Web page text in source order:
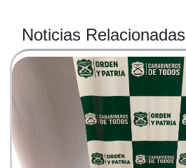
Noticias Relacionadas